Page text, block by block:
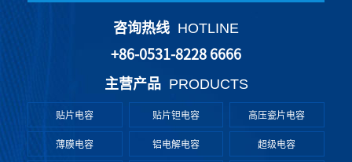
咨询热线 HOTLINE
+86-0531-8228 6666
主营产品 PRODUCTS
贴片电容 贴片钽电容 高压瓷片电容
薄膜电容 铝电解电容 超级电容